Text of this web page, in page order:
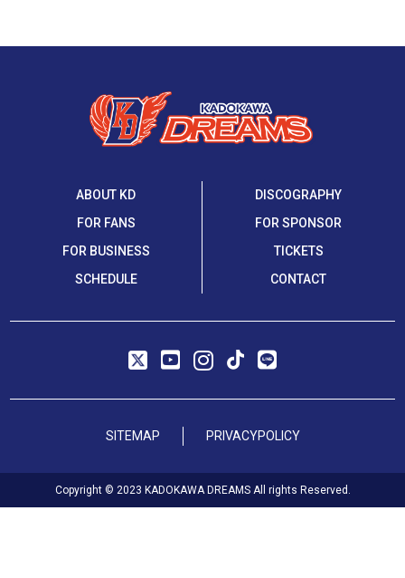
ABOUT KD
DISCOGRAPHY
FOR FANS
FOR SPONSOR
FOR BUSINESS
TICKETS
SCHEDULE
CONTACT
SITEMAP PRIVACYPOLICY
Copyright © 2023 KADOKAWA DREAMS All rights Reserved.